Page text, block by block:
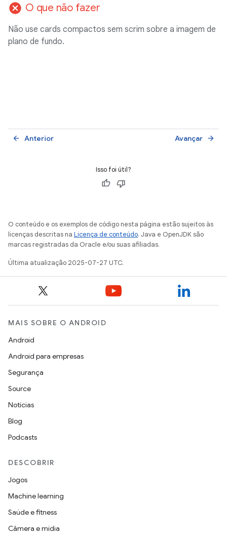
cancel O que não fazer
Não use cards compactos sem scrim sobre a imagem de
plano de fundo.
Anterior
arrow_back Avançar arrow_forward
Isso foi útil?
O conteúdo e os exemplos de código nesta página estão sujeitos às
licenças descritas na Licença de conteúdo. Java e OpenJDK são
marcas registradas da Oracle e/ou suas afiliadas.
Última atualização 2025-07-27 UTC.
MAIS SOBRE O ANDROID
Android
Android para empresas
Segurança
Source
Notícias
Blog
Podcasts
DESCOBRIR
Jogos
Machine learning
Saúde e fitness
Câmera e mídia